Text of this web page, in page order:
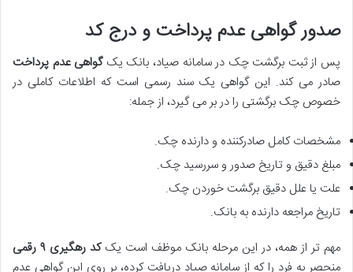
صدور گواهی عدم پرداخت و درج کد
پس از ثبت برگشت چک در سامانه صیاد، بانک یکگواهی عدم پرداخت
صادر می کند. این گواهی یک سند رسمی است که اطلاعات کاملی در
خصوص چک برگشتی را در بر می گیرد، از جمله:
مشخصات کامل صادرکننده و دارنده چک.
مبلغ دقیق و تاریخ صدور و سررسید چک.
علت یا علل دقیق برگشت خوردن چک.
تاریخ مراجعه دارنده به بانک.
مهم تر از همه، در این مرحله بانک موظف است یککد رهگیری ۹ رقمی
منحصر به فرد را که از سامانه صیاد دریافت کرده، بر روی این گواهی عدم